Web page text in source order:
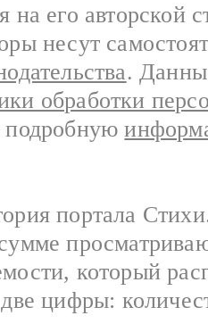
на его авторской
несут
.
обработки
подробную
портала
который
цифры: